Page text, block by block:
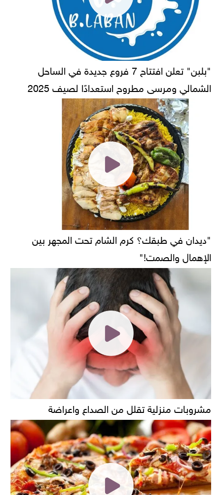
"بلبن" تعلن افتتاح 7 فروع جديدة في الساحل
الشمالي ومرسى مطروح استعدادًا لصيف 2025
"ديدان في طبقك؟ كرم الشام تحت المجهر بين
الإهمال والصمت!"
مشروبات منزلية تقلل من الصداع واعراضة